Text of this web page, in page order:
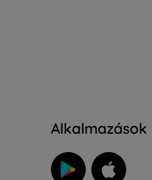
Alkalmazások